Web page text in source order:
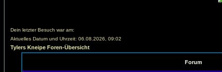
Dein letzter Besuch war am:
Aktuelles Datum und Uhrzeit: 06.08.2026, 09:02
Tylers Kneipe Foren-Übersicht
Forum